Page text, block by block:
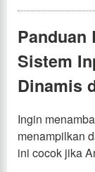
Panduan
Sistem
Dinamis
Ingin
menampilkan
ini cocok jika